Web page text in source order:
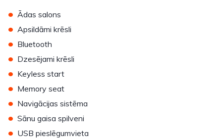
• Ādas salons
• Apsildāmi krēsli
• Bluetooth
• Dzesējami krēsli
• Keyless start
• Memory seat
• Navigācijas sistēma
• Sānu gaisa spilveni
• USB pieslēgumvieta